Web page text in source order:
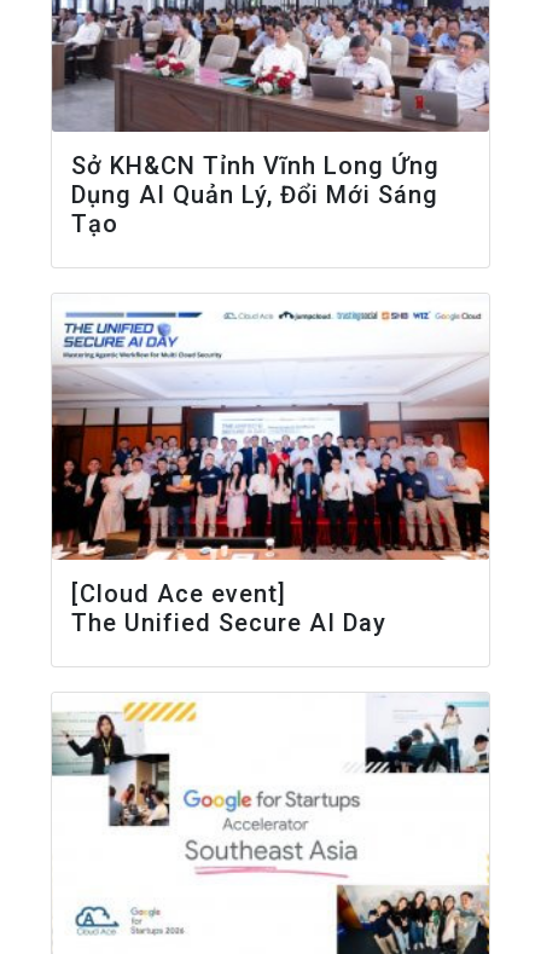
Sở KH&CN Tỉnh Vĩnh Long Ứng
Dụng AI Quản Lý, Đổi Mới Sáng
Tạo
[Cloud Ace event]
The Unified Secure AI Day